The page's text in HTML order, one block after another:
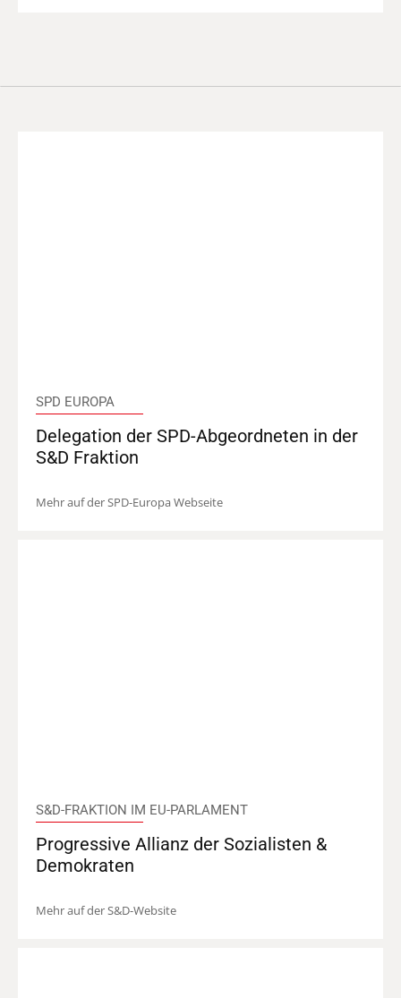
SPD EUROPA
Delegation der SPD-Abgeordneten in der
S&D Fraktion
Mehr auf der SPD-Europa Webseite
S&D-FRAKTION IM EU-PARLAMENT
Progressive Allianz der Sozialisten &
Demokraten
Mehr auf der S&D-Website